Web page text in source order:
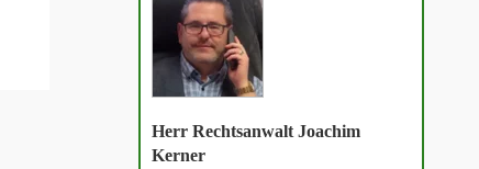
Herr Rechtsanwalt Joachim
Kerner